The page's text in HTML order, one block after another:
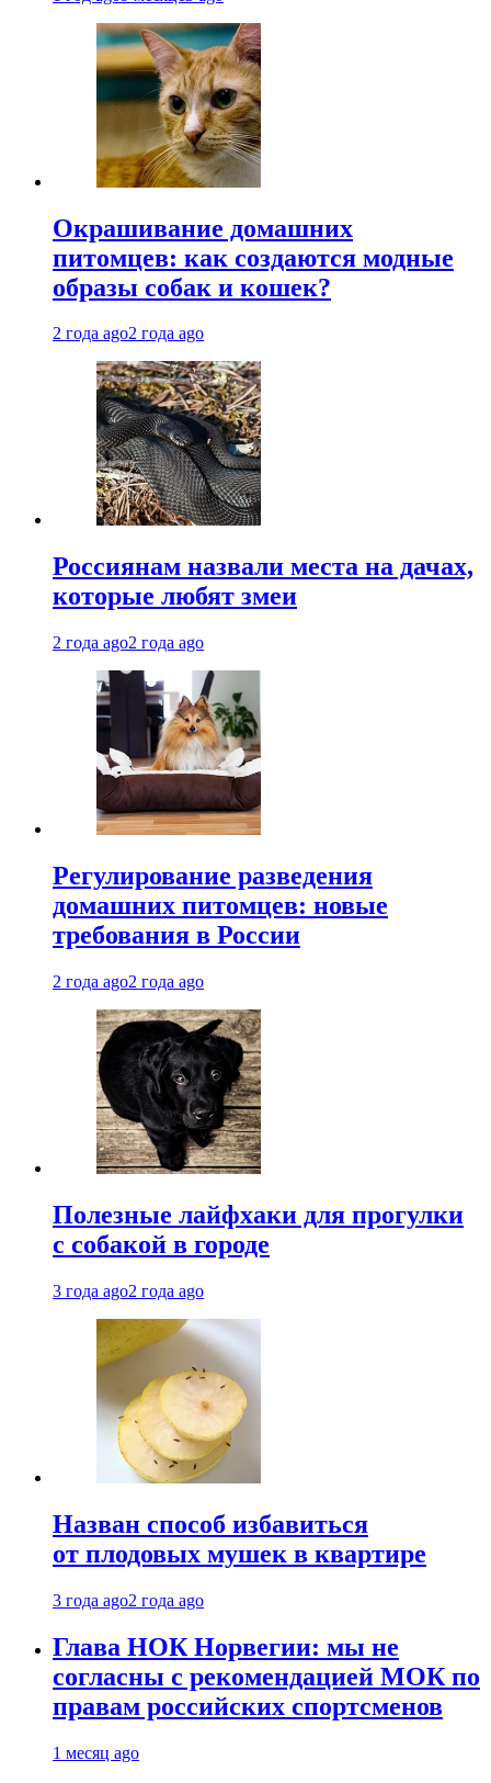
Окрашивание домашних
питомцев: как создаются модные
образы собак и кошек?
2 года ago2 года ago
Россиянам назвали места на дачах,
которые любят змеи
2 года ago2 года ago
Регулирование разведения
домашних питомцев: новые
требования в России
2 года ago2 года ago
Полезные лайфхаки для прогулки
с собакой в городе
3 года ago2 года ago
Назван способ избавиться
от плодовых мушек в квартире
3 года ago2 года ago
Глава НОК Норвегии: мы не
согласны с рекомендацией МОК по
правам российских спортсменов
1 месяц ago